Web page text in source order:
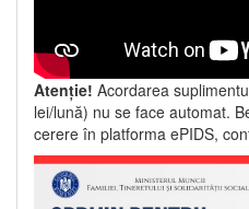
Atenție! Acordarea
lei/lună) nu se face automat.
cerere în platforma ePIDS,